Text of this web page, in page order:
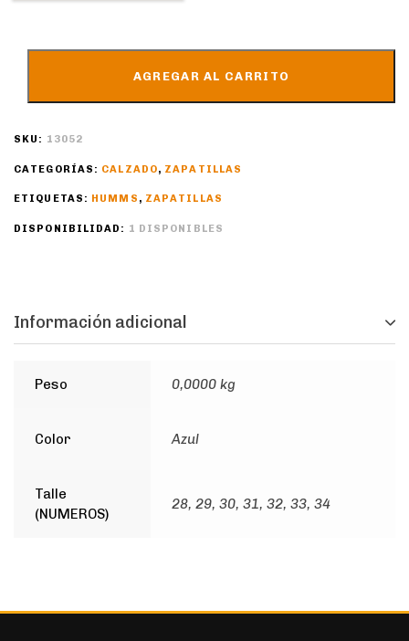
AGREGAR AL CARRITO
SKU: 13052
CATEGORÍAS: CALZADO, ZAPATILLAS
ETIQUETAS: HUMMS , ZAPATILLAS
DISPONIBILIDAD: 1 DISPONIBLES
Información adicional
Peso 0,0000 kg
Color Azul
Talle
(NUMEROS)
28, 29, 30, 31, 32, 33, 34